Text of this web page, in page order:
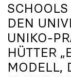
DEN
UNIKO-
HÜTTER
MODELL,